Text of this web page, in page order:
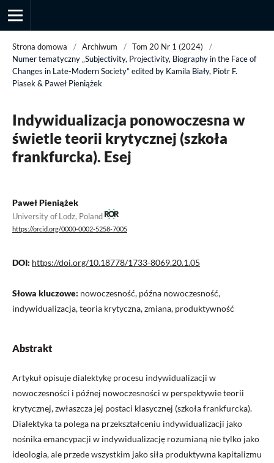
Strona domowa / Archiwum / Tom 20 Nr 1 (2024)
/
Numer tematyczny „Subjectivity, Projectivity, Biography in the Face of
Changes in Late-Modern Society” edited by Kamila Biały, Piotr F.
Piasek & Paweł Pieniążek
Indywidualizacja ponowoczesna w
świetle teorii krytycznej (szkoła
frankfurcka). Esej
Paweł Pieniążek
University of Lodz, Poland
https://orcid.org/0000-0002-5258-7005
DOI: https://doi.org/10.18778/1733-8069.20.1.05
Słowa kluczowe: nowoczesność, późna nowoczesność,
indywidualizacja, teoria krytyczna, zmiana, produktywność
Abstrakt
Artykuł opisuje dialektykę procesu indywidualizacji w
nowoczesności i późnej nowoczesności w perspektywie teorii
krytycznej, zwłaszcza jej postaci klasycznej (szkoła frankfurcka).
Dialektyka ta polega na przekształceniu indywidualizacji jako
nośnika emancypacji w indywidualizację rozumianą nie tylko jako
ideologia, ale przede wszystkim jako siła produktywna kapitalizmu